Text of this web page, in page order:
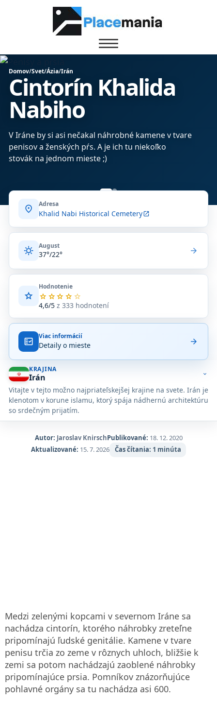
Domov/Svet/Ázia/Irán
Cintorín Khalida
Nabiho
V Iráne by si asi nečakal náhrobné kamene v tvare
penisov a ženských pŕs. A je ich tu niekoľko
stovák na jednom mieste ;)
location_on Adresa
Khalid Nabi Historical Cemeteryopen_in_new
sunny August
37°/22° arrow_forward
star
Hodnotenie
star star star star star
4,6/5z 333 hodnotení
Priemerné
hodnotenie
z
na
základe
333
hodnotení
na
Google
Maps.
fact_check Viac informácií
Detaily o mieste arrow_forward
KRAJINA
Irán
Vitajte v tejto možno najpriateľskejšej krajine na svete. Irán je
klenotom v korune islamu, ktorý spája nádhernú architektúru
so srdečným prijatím.
expand_more
Autor: Jaroslav KnirschPublikované: 18. 12. 2020
Aktualizované: 15. 7. 2026 Čas čítania: 1 minúta
Medzi zelenými kopcami v severnom Iráne sa
nachádza cintorín, ktorého náhrobky zreteľne
pripomínajú ľudské genitálie. Kamene v tvare
penisu trčia zo zeme v rôznych uhloch, bližšie k
zemi sa potom nachádzajú zaoblené náhrobky
pripomínajúce prsia. Pomníkov znázorňujúce
pohlavné orgány sa tu nachádza asi 600.